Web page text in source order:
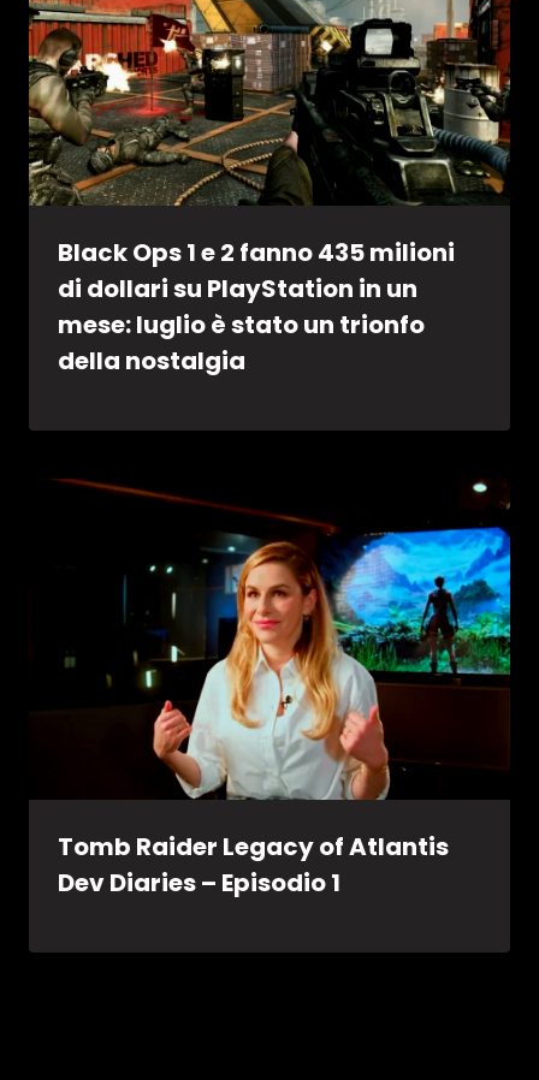
Black Ops 1 e 2 fanno 435 milioni
di dollari su PlayStation in un
mese: luglio è stato un trionfo
della nostalgia
Tomb Raider Legacy of Atlantis
Dev Diaries – Episodio 1